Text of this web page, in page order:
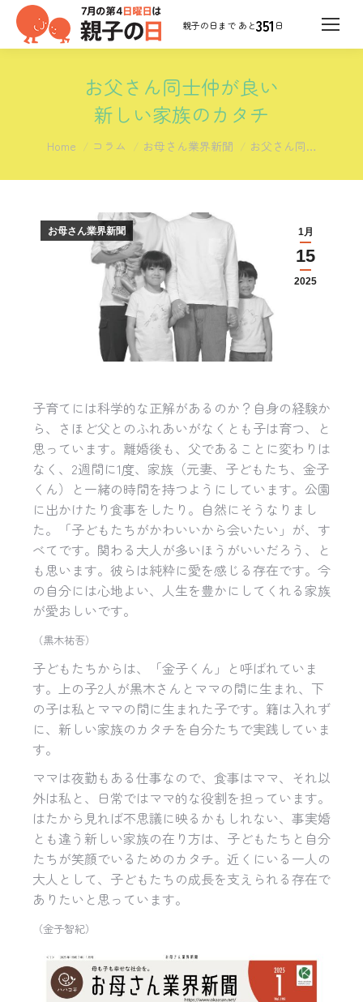
351 日
お父さん同士仲が良い
新しい家族のカタチ
You are here:
Home コラム お母さん業界新聞 お父さん同…
1月
15
2025
お母さん業界新聞
子育てには科学的な正解があるのか？自身の経験か
ら、さほど父とのふれあいがなくとも子は育つ、と
思っています。離婚後も、父であることに変わりは
なく、2週間に1度、家族（元妻、子どもたち、金子
くん）と一緒の時間を持つようにしています。公園
に出かけたり食事をしたり。自然にそうなりまし
た。「子どもたちがかわいいから会いたい」が、す
べてです。関わる大人が多いほうがいいだろう、と
も思います。彼らは純粋に愛を感じる存在です。今
の自分には心地よい、人生を豊かにしてくれる家族
が愛おしいです。
（黒木祐吾）
子どもたちからは、「金子くん」と呼ばれていま
す。上の子2人が黒木さんとママの間に生まれ、下
の子は私とママの間に生まれた子です。籍は入れず
に、新しい家族のカタチを自分たちで実践していま
す。
ママは夜勤もある仕事なので、食事はママ、それ以
外は私と、日常ではママ的な役割を担っています。
はたから見れば不思議に映るかもしれない、事実婚
とも違う新しい家族の在り方は、子どもたちと自分
たちが笑顔でいるためのカタチ。近くにいる一人の
大人として、子どもたちの成長を支えられる存在で
ありたいと思っています。
（金子智紀）